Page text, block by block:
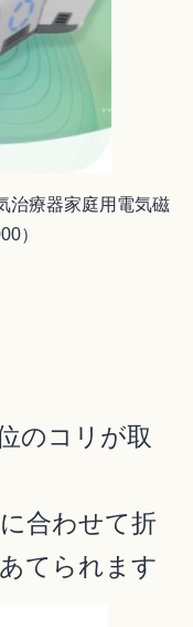
療器家庭用電気磁
）
のコリが取
合わせて折
てられます